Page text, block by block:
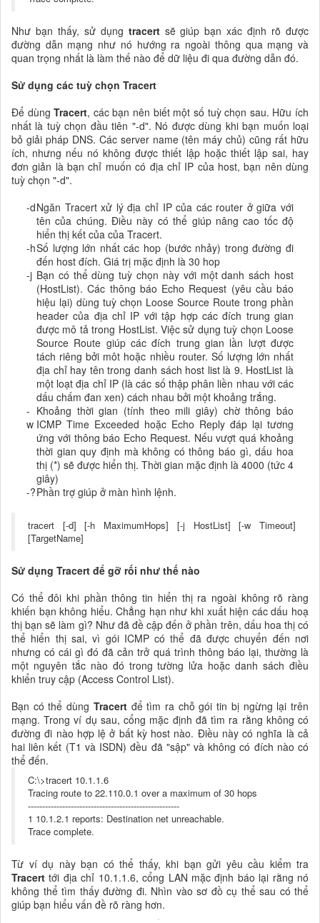
Như bạn thấy, sử dụng tracertsẽ giúp bạn xác định rõ được
đường dẫn mạng như nó hướng ra ngoài thông qua mạng và
quan trọng nhất là làm thế nào để dữ liệu đi qua đường dẫn đó.
Sử dụng các tuỳ chọn Tracert
Để dùngTracert, các bạn nên biết một số tuỳ chọn sau. Hữu ích
nhất là tuỳ chọn đầu tiên "-d". Nó được dùng khi bạn muốn loại
bỏ giải pháp DNS. Các server name (tên máy chủ) cũng rất hữu
ích, nhưng nếu nó không được thiết lập hoặc thiết lập sai, hay
đơn giản là bạn chỉ muốn có địa chỉ IP của host, bạn nên dùng
tuỳ chọn "-d".
-dNgăn Tracert xử lý địa chỉ IP của các router ở giữa với
tên của chúng. Điều này có thể giúp nâng cao tốc độ
hiển thị kết của của Tracert.
-hSố lượng lớn nhất các hop (bước nhảy) trong đường đi
đến host đích. Giá trị mặc định là 30 hop
-j Bạn có thể dùng tuỳ chọn này với một danh sách host
(HostList). Các thông báo Echo Request (yêu cầu báo
hiệu lại) dùng tuỳ chọn Loose Source Route trong phần
header của địa chỉ IP với tập hợp các đích trung gian
được mô tả trong HostList. Việc sử dụng tuỳ chọn Loose
Source Route giúp các đích trung gian lần lượt được
tách riêng bởi môt hoặc nhiều router. Số lượng lớn nhất
địa chỉ hay tên trong danh sách host list là 9. HostList là
một loạt địa chỉ IP (là các số thập phân liền nhau với các
dấu chấm đan xen) cách nhau bởi một khoảng trắng.
-
w
Khoảng thời gian (tính theo mili giây) chờ thông báo
ICMP Time Exceeded hoặc Echo Reply đáp lại tương
ứng với thông báo Echo Request. Nếu vượt quá khoảng
thời gian quy định mà không có thông báo gì, dấu hoa
thị (*) sẽ được hiển thị. Thời gian mặc định là 4000 (tức 4
giây)
-?Phần trợ giúp ở màn hình lệnh.
tracert [-d] [-h MaximumHops] [-j HostList] [-w Timeout]
[TargetName]
Sử dụng Tracert để gỡ rối như thế nào
Có thể đôi khi phần thông tin hiển thị ra ngoài không rõ ràng
khiến bạn không hiểu. Chẳng hạn như khi xuất hiện các dấu hoạ
thị bạn sẽ làm gì? Như đã đề cập đến ở phần trên, dấu hoa thị có
thể hiển thị sai, vì gói ICMP có thể đã được chuyển đến nơi
nhưng có cái gì đó đã cản trở quá trình thông báo lại, thường là
một nguyên tắc nào đó trong tường lửa hoặc danh sách điều
khiển truy cập (Access Control List).
Bạn có thể dùng Tracertđể tìm ra chỗ gói tin bị ngừng lại trên
mạng. Trong ví dụ sau, cổng mặc định đã tìm ra rằng không có
đường đi nào hợp lệ ở bất kỳ host nào. Điều này có nghĩa là cả
hai liên kết (T1 và ISDN) đều đã "sập" và không có đích nào có
thể đến.
C:\>tracert 10.1.1.6
Tracing route to 22.110.0.1 over a maximum of 30 hops
-----------------------------------------------------
1 10.1.2.1 reports: Destination net unreachable.
Trace complete.
Từ ví dụ này bạn có thể thấy, khi bạn gửi yêu cầu kiểm tra
Tracert tới địa chỉ 10.1.1.6, cổng LAN mặc định báo lại rằng nó
không thể tìm thấy đường đi. Nhìn vào sơ đồ cụ thể sau có thể
giúp bạn hiểu vấn đề rõ ràng hơn.